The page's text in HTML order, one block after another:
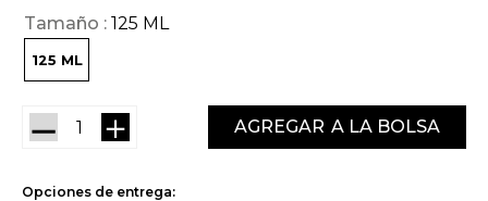
Tamaño 125 ML
125 ML
＋
－ AGREGAR
Opciones de entrega: